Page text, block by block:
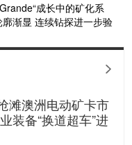
成长中的矿化系
廓渐显 连续钻探进一步验
Ltd（ASX: ML8）金

滩澳洲电动矿卡市
装备“换道超车”进